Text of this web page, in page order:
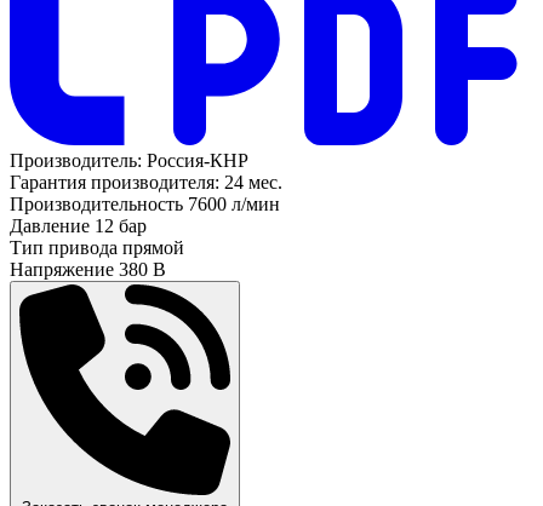
Производитель: Россия-КНР
Гарантия производителя: 24 мес.
Производительность 7600 л/мин
Давление 12 бар
Тип привода прямой
Напряжение 380 В